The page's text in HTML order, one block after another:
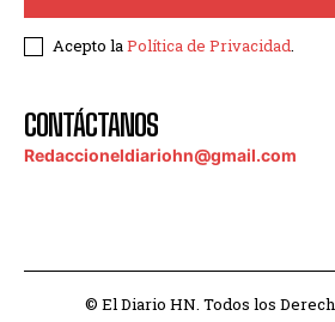
Acepto laPolítica de Privacidad.
CONTÁCTANOS
Redaccioneldiariohn@gmail.com
© El Diario HN. Todos los